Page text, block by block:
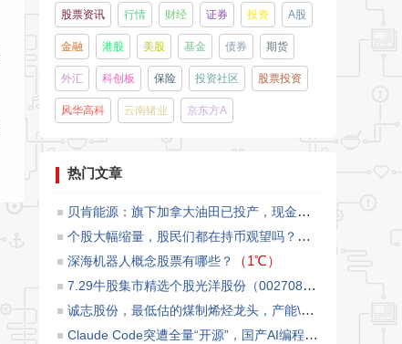
股票资讯 行情 财经 证券 投资 A股
金融 港股 美股 基金 债券 期货
外汇 科创板 保险 投资社区 股票投资
风华高科 云南锗业 京东方A
热门文章
贝肯能源：旗下加拿大油田已投产，现金奶牛正式启航
（
个股大幅缩量，股民们都在持币观望吗？
（1℃）
​深海机器人概念股票有哪些？
（1℃）
7.29牛股集市精选个股光洋股份（002708）
诚志股份，最低估的煤制烯烃龙头，产能\u002F市值的比值第一
Claude Code突遭全量“开源”，国产AI编程将迎来爆发增长！